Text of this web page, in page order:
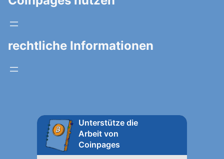
rechtliche Informationen
Unterstütze die
Arbeit von
Coinpages